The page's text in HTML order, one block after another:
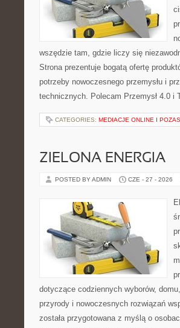
wszędzie tam, gdzie liczy się
Strona prezentuje bogatą ofertę
potrzeby nowoczesnego przemysłu i
technicznych. Polecam Przemysł 4.0
CATEGORIES: MEDIACJE ONLINE I
ZIELONA ENERGIA
POSTED BY ADMIN CZE - 27 - 2026
dotyczące codziennych wyborów,
przyrody i nowoczesnych rozwiązań
została przygotowana z myślą o